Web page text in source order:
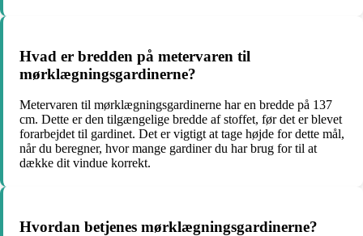
Hvad er bredden på metervaren til
mørklægningsgardinerne?
Metervaren til mørklægningsgardinerne har en bredde på 137
cm. Dette er den tilgængelige bredde af stoffet, før det er blevet
forarbejdet til gardinet. Det er vigtigt at tage højde for dette mål,
når du beregner, hvor mange gardiner du har brug for til at
dække dit vindue korrekt.
Hvordan betjenes mørklægningsgardinerne?